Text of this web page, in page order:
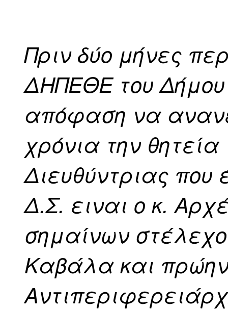
Πριν δύο μήνες
ΔΗΠΕΘΕ του
απόφαση να
χρόνια την
Διευθύντριας που
Δ.Σ. ειναι ο κ.
σημαίνων
Καβάλα και